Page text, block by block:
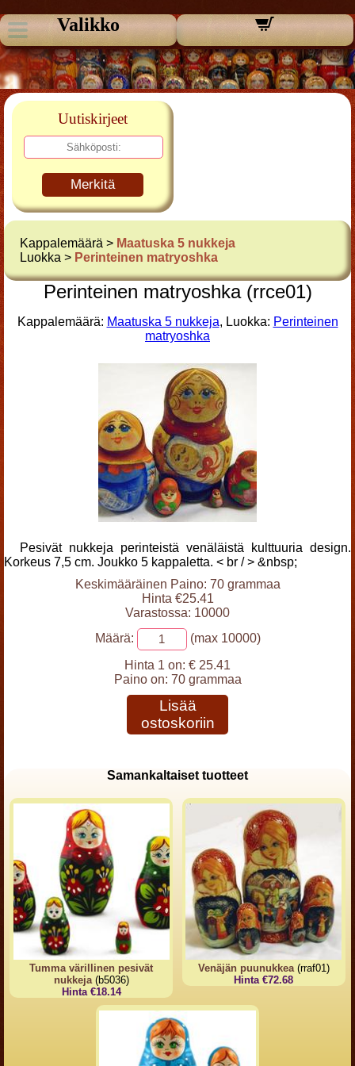
Valikko
Uutiskirjeet
Merkitä
Kappalemäärä > Maatuska 5 nukkeja
Luokka > Perinteinen matryoshka
Perinteinen matryoshka (rrce01)
Kappalemäärä: Maatuska 5 nukkeja, Luokka: Perinteinen
matryoshka
Pesivät nukkeja perinteistä venäläistä kulttuuria design.
Korkeus 7,5 cm. Joukko 5 kappaletta. < br / > &nbsp;
Keskimääräinen Paino: 70 grammaa
Hinta €25.41
Varastossa: 10000
Määrä:
(max 10000)
Hinta 1 on: € 25.41
Paino on: 70 grammaa
Lisää
ostoskoriin
Samankaltaiset tuotteet
Tumma värillinen pesivät
nukkeja(b5036)
Hinta €18.14
Venäjän puunukkea(rraf01)
Hinta €72.68